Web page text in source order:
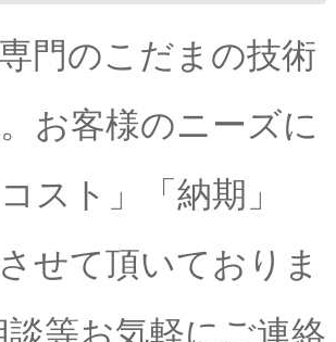
門のこだまの技術
お客様のニーズに
スト」「納期」
せて頂いておりま
等お気軽にご連絡